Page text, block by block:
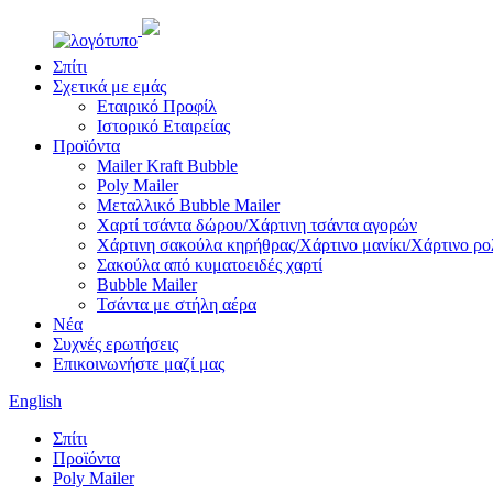
Σπίτι
Σχετικά με εμάς
Εταιρικό Προφίλ
Ιστορικό Εταιρείας
Προϊόντα
Mailer Kraft Bubble
Poly Mailer
Μεταλλικό Bubble Mailer
Χαρτί τσάντα δώρου/Χάρτινη τσάντα αγορών
Χάρτινη σακούλα κηρήθρας/Χάρτινο μανίκι/Χάρτινο
Σακούλα από κυματοειδές χαρτί
Bubble Mailer
Τσάντα με στήλη αέρα
Νέα
Συχνές ερωτήσεις
Επικοινωνήστε μαζί μας
English
Σπίτι
Προϊόντα
Poly Mailer